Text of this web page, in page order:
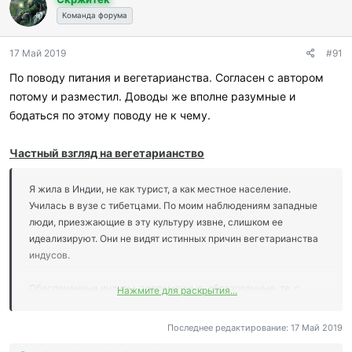
Команда форума
17 Май 2019 #91
По поводу питания и вегетарианства. Согласен с автором
потому и разместил. Доводы же вполне разумные и
бодаться по этому поводу не к чему.
Частный взгляд на вегетарианство
Я жила в Индии, не как турист, а как местное население.
Училась в вузе с тибетцами. По моим наблюдениям западные
люди, приезжающие в эту культуру извне, слишком ее
идеализируют. Они не видят истинных причин вегетарианства
индусов.
Обеспеченные индусы, современные, образованные, те, с
Нажмите для раскрытия...
Последнее редактирование: 17 Май 2019